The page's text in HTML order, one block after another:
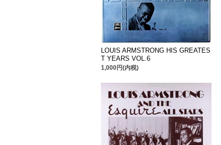
LOUIS ARMSTRONG HIS GREATES
T YEARS VOL.6
1,000円(内税)